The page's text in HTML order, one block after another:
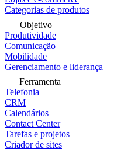
Categorias de produtos
Objetivo
Produtividade
Comunicação
Mobilidade
Gerenciamento e liderança
Ferramenta
Telefonia
CRM
Calendários
Contact Center
Tarefas e projetos
Criador de sites